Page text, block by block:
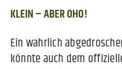
KLEIN – ABER OHO!
Ein wahrlich
könnte auch dem